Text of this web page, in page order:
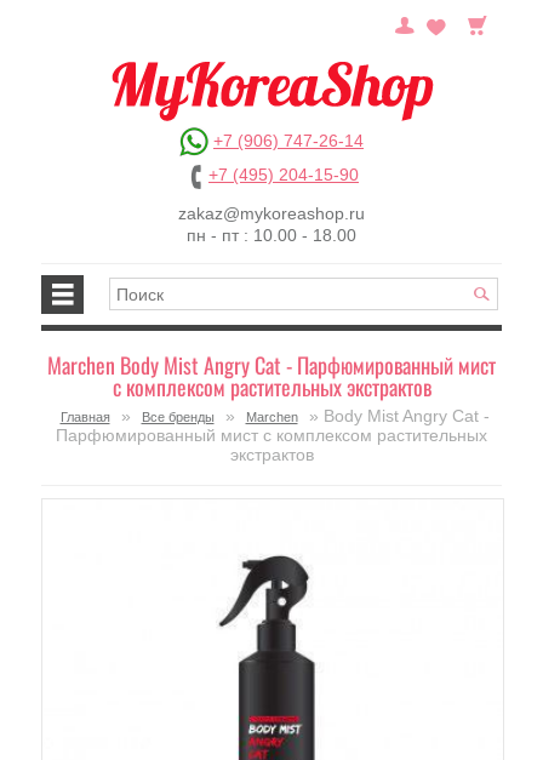
+7 (906) 747-26-14
+7 (495) 204-15-90
zakaz@mykoreashop.ru
пн - пт : 10.00 - 18.00
Marchen Body Mist Angry Cat - Парфюмированный мист
с комплексом растительных экстрактов
Главная » Все бренды » Marchen
» Body Mist Angry Cat -
Парфюмированный мист с комплексом растительных
экстрактов